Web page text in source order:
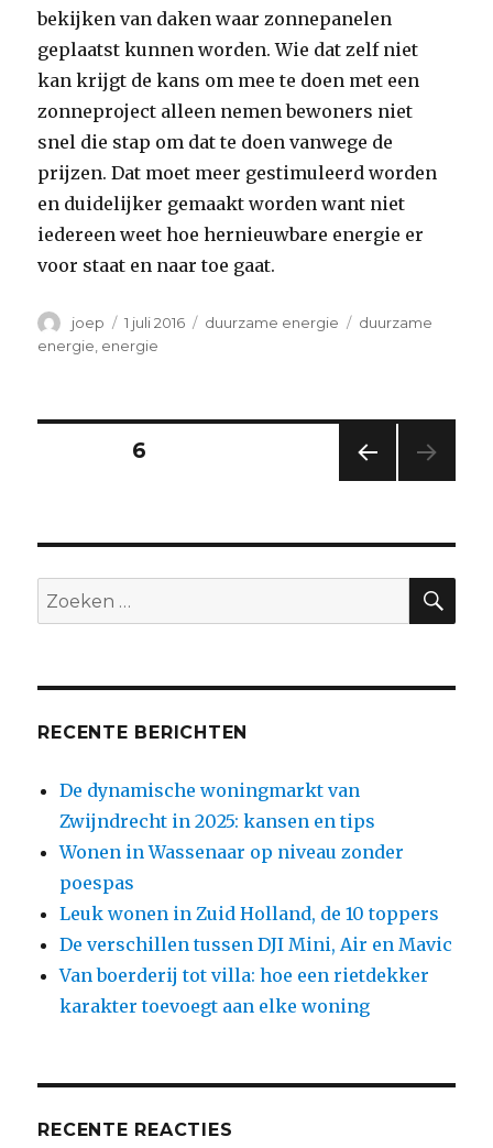
bekijken van daken waar zonnepanelen
geplaatst kunnen worden. Wie dat zelf niet
kan krijgt de kans om mee te doen met een
zonneproject alleen nemen bewoners niet
snel die stap om dat te doen vanwege de
prijzen. Dat moet meer gestimuleerd worden
en duidelijker gemaakt worden want niet
iedereen weet hoe hernieuwbare energie er
voor staat en naar toe gaat.
Auteur
joep
Geplaatst
op
1 juli 2016 Categorieën
duurzame energie Tags
duurzame
energie energie
Berichten
NA
PAGINA6
Zoeken
naar:
RECENTE BERICHTEN
De dynamische woningmarkt van
Zwijndrecht in 2025: kansen en tips
Wonen in Wassenaar op niveau zonder
poespas
Leuk wonen in Zuid Holland, de 10 toppers
De verschillen tussen DJI Mini, Air en Mavic
Van boerderij tot villa: hoe een rietdekker
karakter toevoegt aan elke woning
RECENTE REACTIES